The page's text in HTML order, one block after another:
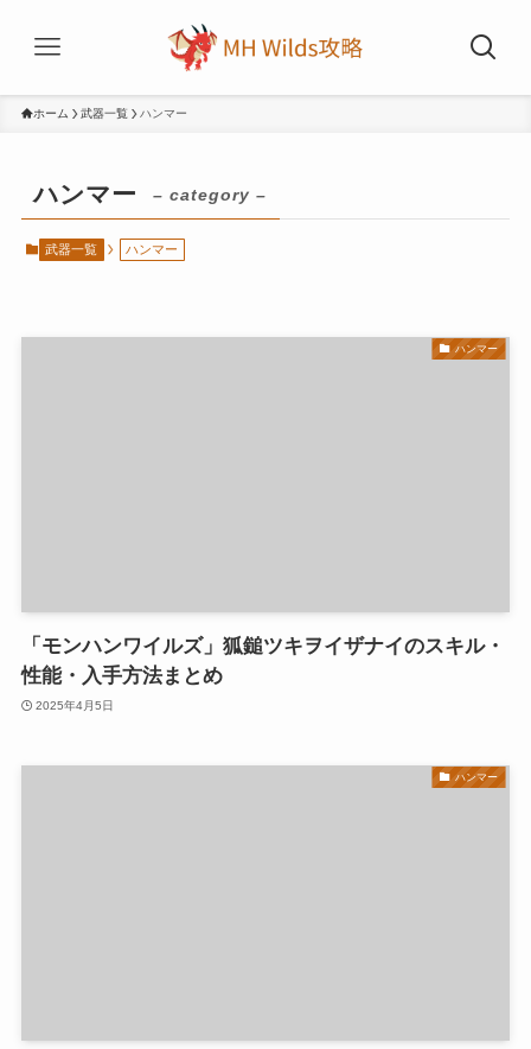
ホーム 武器一覧 ハンマー
ハンマー – category –
武器一覧 ハンマー
ハンマー
「モンハンワイルズ」狐鎚ツキヲイザナイのスキル・
性能・入手方法まとめ
2025年4月5日
ハンマー